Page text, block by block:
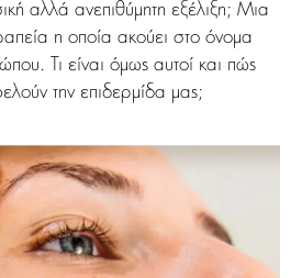
αλλά ανεπιθύμητη εξέλιξη; Μια
η οποία ακούει στο όνομα
Τι είναι όμως αυτοί και πώς
την επιδερμίδα μας;